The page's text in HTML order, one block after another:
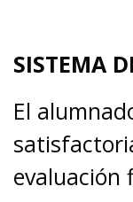
SISTEMA
El
evaluación